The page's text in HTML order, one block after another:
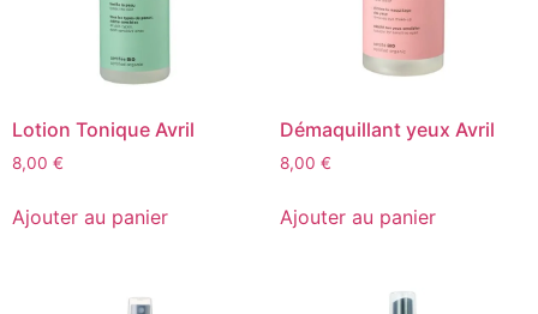
Lotion Tonique Avril
8,00 €
Ajouter au panier
Démaquillant yeux Avril
8,00 €
Ajouter au panier